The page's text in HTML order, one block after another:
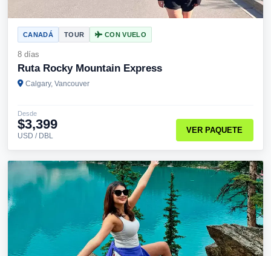
CANADÁ TOUR CON VUELO
8 días
Ruta Rocky Mountain Express
Calgary, Vancouver
Desde
$3,399
USD / DBL
VER PAQUETE